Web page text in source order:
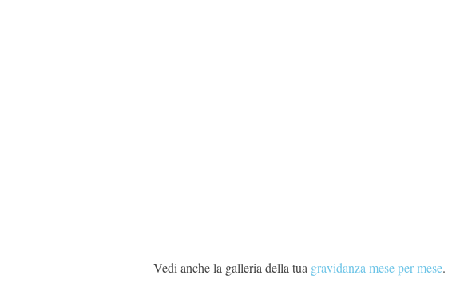
Vedi anche la galleria della tua gravidanza mese per mese.